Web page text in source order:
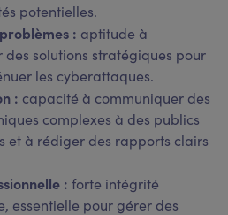
potentielles.
: aptitude à
des solutions stratégiques pour
les cyberattaques.
: capacité à communiquer des
complexes à des publics
et à rédiger des rapports clairs
: forte intégrité
essentielle pour gérer des